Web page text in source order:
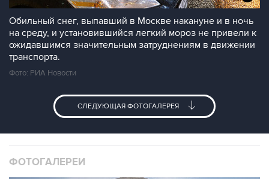
Обильный снег, выпавший в Москве накануне и в ночь
на среду, и установившийся легкий мороз не привели к
ожидавшимся значительным затруднениям в движении
транспорта.
Фото: РИА Новости
СЛЕДУЮЩАЯ ФОТОГАЛЕРЕЯ
ФОТОГАЛЕРЕИ